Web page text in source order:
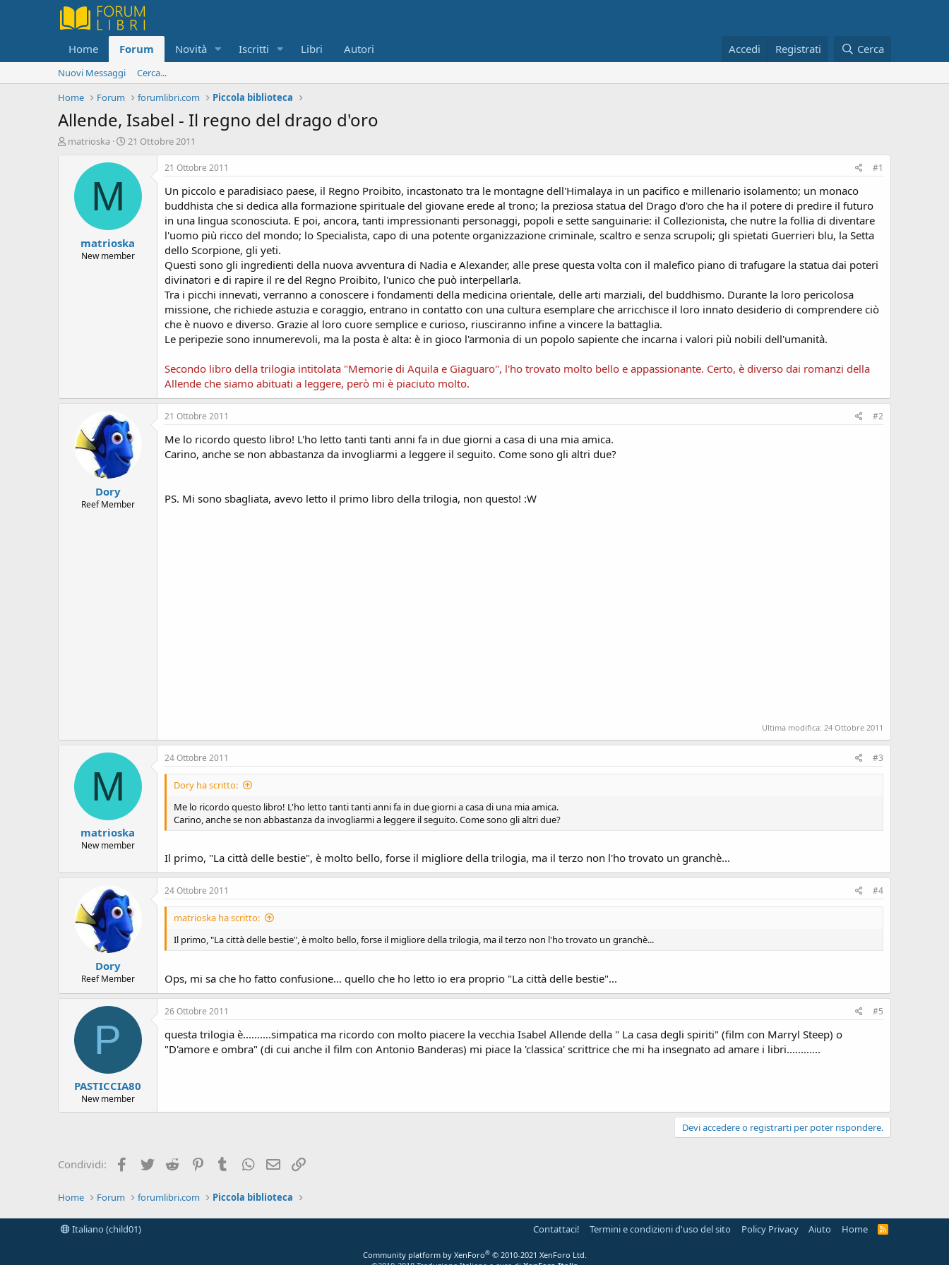
Home Forum Novità Iscritti Libri Autori Accedi Registrati Cerca
Nuovi Messaggi
Cerca...
Home
Forum forumlibri.com Piccola biblioteca
Allende, Isabel - Il regno del drago d'oro
C
matrioska
D
t
i
z
21 Ottobre 2011
M
matrioska
New member
21 Ottobre 2011 #1
Un piccolo e paradisiaco paese, il Regno Proibito, incastonato tra le montagne dell'Himalaya in un pacifico e millenario isolamento; un monaco
buddhista che si dedica alla formazione spirituale del giovane erede al trono; la preziosa statua del Drago d'oro che ha il potere di predire il futuro
in una lingua sconosciuta. E poi, ancora, tanti impressionanti personaggi, popoli e sette sanguinarie: il Collezionista, che nutre la follia di diventare
l'uomo più ricco del mondo; lo Specialista, capo di una potente organizzazione criminale, scaltro e senza scrupoli; gli spietati Guerrieri blu, la Setta
dello Scorpione, gli yeti.
Questi sono gli ingredienti della nuova avventura di Nadia e Alexander, alle prese questa volta con il malefico piano di trafugare la statua dai poteri
divinatori e di rapire il re del Regno Proibito, l'unico che può interpellarla.
Tra i picchi innevati, verranno a conoscere i fondamenti della medicina orientale, delle arti marziali, del buddhismo. Durante la loro pericolosa
missione, che richiede astuzia e coraggio, entrano in contatto con una cultura esemplare che arricchisce il loro innato desiderio di comprendere ciò
che è nuovo e diverso. Grazie al loro cuore semplice e curioso, riusciranno infine a vincere la battaglia.
Le peripezie sono innumerevoli, ma la posta è alta: è in gioco l'armonia di un popolo sapiente che incarna i valori più nobili dell'umanità.
Secondo libro della trilogia intitolata "Memorie di Aquila e Giaguaro", l'ho trovato molto bello e appassionante. Certo, è diverso dai romanzi della
Allende che siamo abituati a leggere, però mi è piaciuto molto.
Dory
Reef Member
21 Ottobre 2011 #2
Me lo ricordo questo libro! L'ho letto tanti tanti anni fa in due giorni a casa di una mia amica.
Carino, anche se non abbastanza da invogliarmi a leggere il seguito. Come sono gli altri due?
PS. Mi sono sbagliata, avevo letto il primo libro della trilogia, non questo! :W
Ultima modifica: 24 Ottobre 2011
M
matrioska
New member
24 Ottobre 2011 #3
Dory ha scritto:
Me lo ricordo questo libro! L'ho letto tanti tanti anni fa in due giorni a casa di una mia amica.
Carino, anche se non abbastanza da invogliarmi a leggere il seguito. Come sono gli altri due?
Il primo, "La città delle bestie", è molto bello, forse il migliore della trilogia, ma il terzo non l'ho trovato un granchè...
Dory
Reef Member
24 Ottobre 2011 #4
matrioska ha scritto:
Il primo, "La città delle bestie", è molto bello, forse il migliore della trilogia, ma il terzo non l'ho trovato un granchè...
Ops, mi sa che ho fatto confusione... quello che ho letto io era proprio "La città delle bestie"...
P
PASTICCIA80
New member
26 Ottobre 2011 #5
questa trilogia è..........simpatica ma ricordo con molto piacere la vecchia Isabel Allende della " La casa degli spiriti" (film con Marryl Steep) o
"D'amore e ombra" (di cui anche il film con Antonio Banderas) mi piace la 'classica' scrittrice che mi ha insegnato ad amare i libri............
Devi accedere o registrarti per poter rispondere.
Condividi: Facebook
Twitter Reddit PinterestTumblr WhatsApp
e-mail
Home Forum forumlibri.com Piccola biblioteca
Italiano (child01) Contattaci! Termini e condizioni d'uso del sito Policy Privacy Aiuto Home
R
Community platform by XenForo® © 2010-2021 XenForo Ltd.